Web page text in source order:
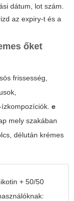
dátum, lot szám.
az expiry-t és a
őket
frissesség,
e
mely szakában
délután krémes
+ 50/50